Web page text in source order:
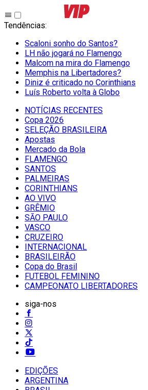
Tendências:
Scaloni sonho do Santos?
LH não jogará no Flamengo
Malcom na mira do Flamengo
Memphis na Libertadores?
Diniz é criticado no Corinthians
Luís Roberto volta à Globo
NOTÍCIAS RECENTES
Copa 2026
SELEÇÃO BRASILEIRA
Apostas
Mercado da Bola
FLAMENGO
SANTOS
PALMEIRAS
CORINTHIANS
AO VIVO
GRÊMIO
SĀO PAULO
VASCO
CRUZEIRO
INTERNACIONAL
BRASILEIRÃO
Copa do Brasil
FUTEBOL FEMININO
CAMPEONATO LIBERTADORES
siga-nos
EDIÇÕES
ARGENTINA